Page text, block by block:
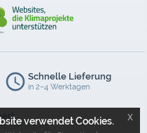
Schnelle Lieferung
in 2–4 Werktagen
verwendet Cookies. x